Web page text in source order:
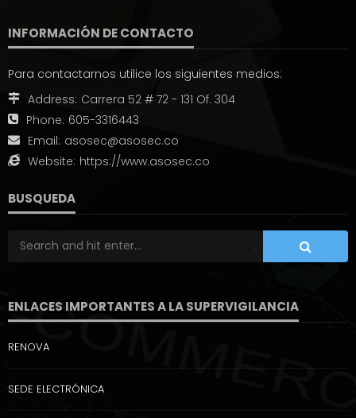
INFORMACIÓN DE CONTACTO
Para contactarnos utilice los siguientes medios:
Address: Carrera 52 # 72 - 131 Of. 304
Phone: 605-3316443
Email: asosec@asosec.co
Website: https://www.asosec.co
BUSQUEDA
ENLACES IMPORTANTES A LA SUPERVIGILANCIA
RENOVA
SEDE ELECTRÓNICA